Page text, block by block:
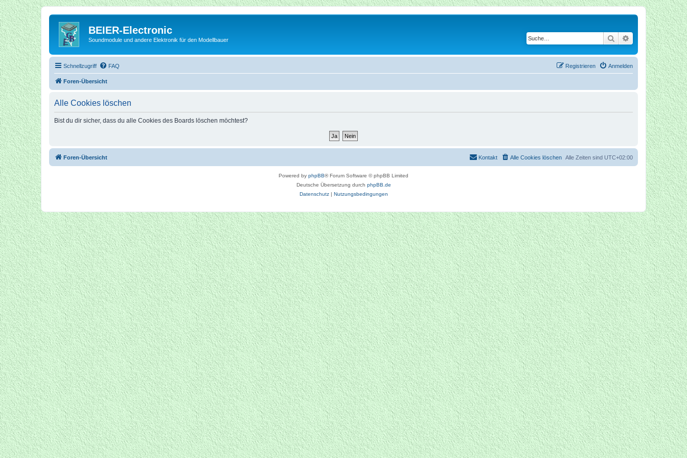
BEIER-Electronic
Soundmodule und andere Elektronik für den Modellbauer Suche Erweiterte Suche
Schnellzugriff FAQ Anmelden
Registrieren
Foren-Übersicht
Alle Cookies löschen
Bist du dir sicher, dass du alle Cookies des Boards löschen möchtest?
Foren-Übersicht Alle Zeiten sind UTC+02:00
Alle Cookies löschen
Kontakt
Powered by phpBB® Forum Software © phpBB Limited
Deutsche Übersetzung durch phpBB.de
Datenschutz| Nutzungsbedingungen